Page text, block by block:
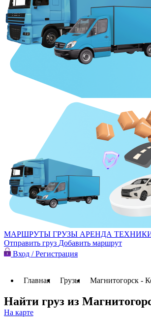
МАРШРУТЫ ГРУЗЫ АРЕНДА
Отправить груз Добавить маршрут
Вход / Регистрация
Главная Грузы Магнитогорск -
Найти груз из
На карте